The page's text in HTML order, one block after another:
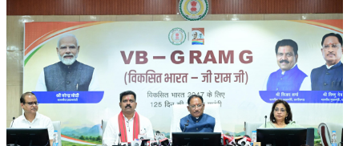
06 Aug 2026 34 Views
मुख्यमंत्री ने मेरी बेटी–मेरा अभिमान अभियान का किया शुभारंभ